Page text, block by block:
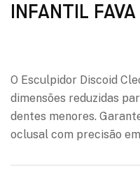
INFANTIL FAVA
O Esculpidor Discoid
dimensões reduzidas
dentes menores.
oclusal com precisão